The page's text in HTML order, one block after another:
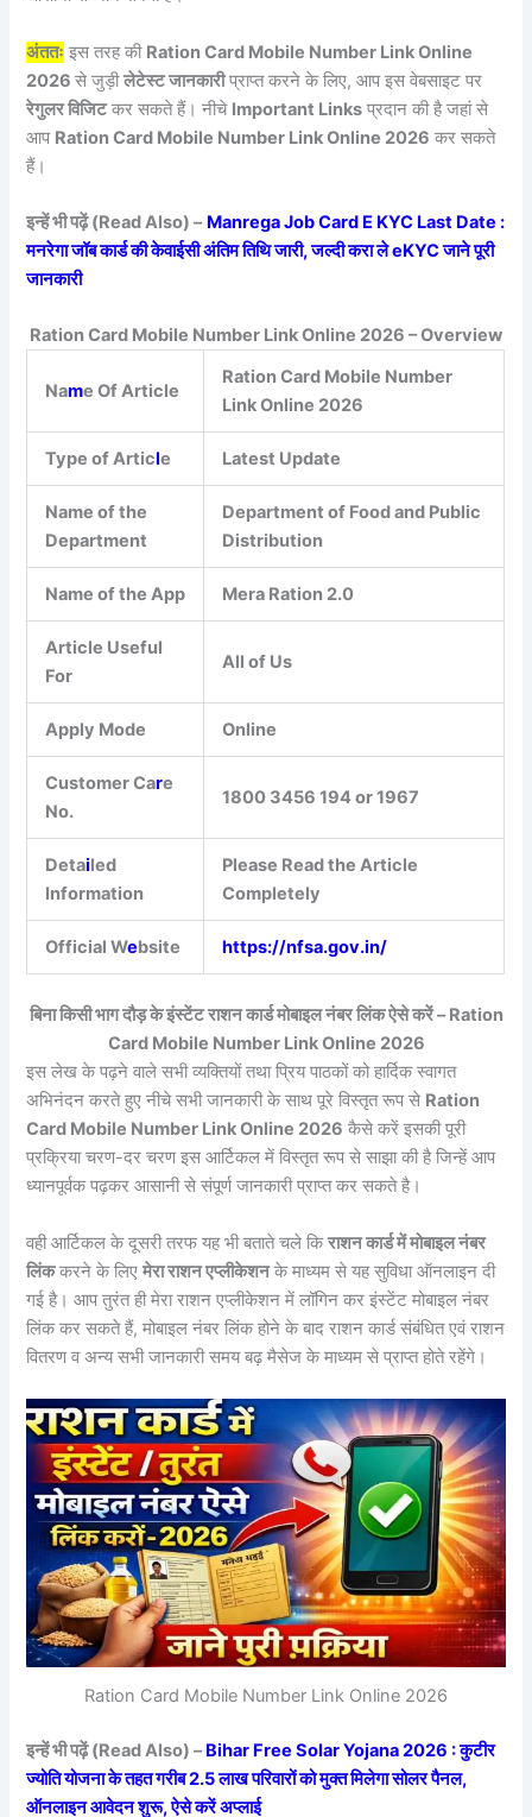
अंततः इस तरह की Ration Card Mobile Number Link Online
2026से जुड़ीलेटेस्ट जानकारीप्राप्त करने के लिए, आप इस वेबसाइट पर
रेगुलर विजिटकर सकते हैं। नीचे Important Links प्रदान की है जहां से
आप Ration Card Mobile Number Link Online 2026 कर सकते
हैं।
इन्हें भी पढ़ें (Read Also) – Manrega Job Card E KYC Last Date :
मनरेगा जॉब कार्ड की केवाईसी अंतिम तिथि जारी, जल्दी करा ले eKYC जाने पूरी
जानकारी
Ration Card Mobile Number Link Online 2026 – Overview
Name Of Article
Ration Card Mobile Number
Link Online 2026
Type of Article Latest Update
Name of the
Department
Department of Food and Public
Distribution
Name of the App Mera Ration 2.0
Article Useful
For
All of Us
Apply Mode Online
Customer Care
No.
1800 3456 194 or 1967
Detailed
Information
Please Read the Article
Completely
Official Website https://nfsa.gov.in/
बिना किसी भाग दौड़ के इंस्टेंट राशन कार्ड मोबाइल नंबर लिंक ऐसे करें – Ration
Card Mobile Number Link Online 2026
इस लेख के पढ़ने वाले सभी व्यक्तियों तथा प्रिय पाठकों को हार्दिक स्वागत
अभिनंदन करते हुए नीचे सभी जानकारी के साथ पूरे विस्तृत रूप से Ration
Card Mobile Number Link Online 2026 कैसे करें इसकी पूरी
प्रक्रिया चरण-दर चरण इस आर्टिकल में विस्तृत रूप से साझा की है जिन्हें आप
ध्यानपूर्वक पढ़कर आसानी से संपूर्ण जानकारी प्राप्त कर सकते है।
वही आर्टिकल के दूसरी तरफ यह भी बताते चले किराशन कार्ड में मोबाइल नंबर
लिंककरने के लिएमेरा राशन एप्लीकेशनके माध्यम से यह सुविधा ऑनलाइन दी
गई है। आप तुरंत ही मेरा राशन एप्लीकेशन में लॉगिन कर इंस्टेंट मोबाइल नंबर
लिंक कर सकते हैं, मोबाइल नंबर लिंक होने के बाद राशन कार्ड संबंधित एवं राशन
वितरण व अन्य सभी जानकारी समय बढ़ मैसेज के माध्यम से प्राप्त होते रहेंगे।
Ration Card Mobile Number Link Online 2026
इन्हें भी पढ़ें (Read Also) –Bihar Free Solar Yojana 2026 : कुटीर
ज्योति योजना के तहत गरीब 2.5 लाख परिवारों को मुक्त मिलेगा सोलर पैनल,
ऑनलाइन आवेदन शुरू, ऐसे करें अप्लाई